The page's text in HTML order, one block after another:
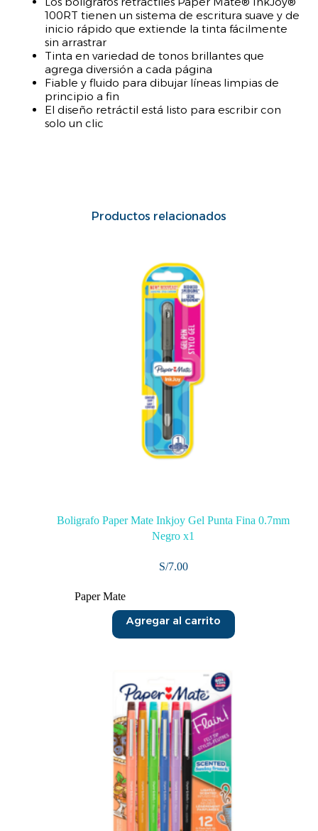
100RT tienen un sistema de escritura suave y de
inicio rápido que extiende la tinta fácilmente
sin arrastrar
Tinta en variedad de tonos brillantes que
agrega diversión a cada página
Fiable y fluido para dibujar líneas limpias de
principio a fin
El diseño retráctil está listo para escribir con
solo un clic
Productos relacionados
Boligrafo Paper Mate Inkjoy Gel Punta Fina 0.7mm
Negro x1
S/7.00
Paper Mate
Agregar al carrito